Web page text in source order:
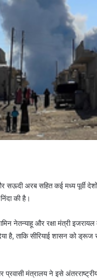
अरब सहित कई मध्य पूर्वी देशों
की है।
नेतन्याहू और रक्षा मंत्री
है, ताकि सीरियाई शासन को
प्रवासी मंत्रालय ने इसे